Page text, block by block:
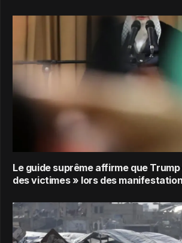
Le guide suprême affirme que
des victimes » lors des